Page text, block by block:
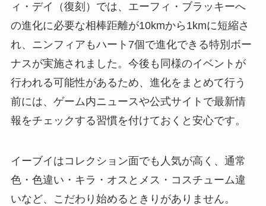
ィ・デイ（復刻）では、エーフィ・ブラッキーへ
の進化に必要な相棒距離が10kmから1kmに短縮さ
れ、ニンフィアもハート7個で進化できる特別ボー
ナスが実施されました。今後も同様のイベントが
行われる可能性があるため、進化をまとめて行う
前には、ゲーム内ニュースや公式サイトで最新情
報をチェックする習慣を付けておくと安心です。
イーブイはコレクション面でも人気が高く、通常
色・色違い・キラ・オスとメス・コスチューム違
いなど、こだわり始めるときりがありません。